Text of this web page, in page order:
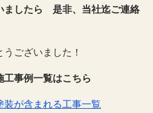
ましたら 是非、当社迄ご連絡
ございました！
事例一覧はこちら
装が含まれる工事一覧